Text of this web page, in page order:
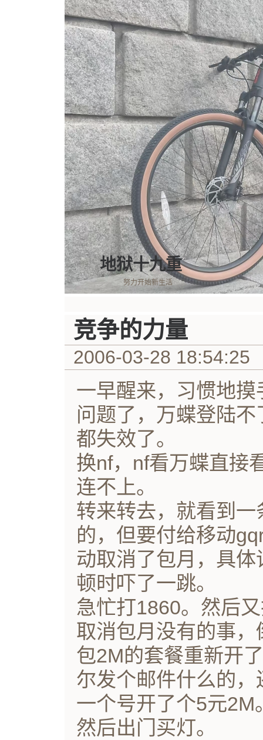
地狱十九重
努力开始新生活
竞争的力量
2006-03-28 18:54:25
一早醒来，习惯地
问题了，万蝶登陆
都失效了。
换nf，nf看万蝶直接
连不上。
转来转去，就看到
的，但要付给移动
动取消了包月，具
顿时吓了一跳。
急忙打1860。然后
取消包月没有的事
包2M的套餐重新开
尔发个邮件什么的
一个号开了个5元2M
然后出门买灯。